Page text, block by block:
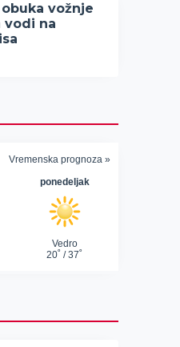
vožnje
vodi na